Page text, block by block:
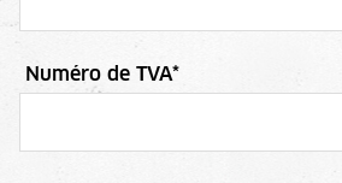
Numéro de TVA*